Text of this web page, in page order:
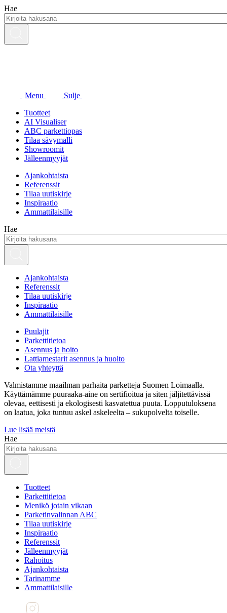
Siirry
sisältöön
Hae
Menu
Sulje
Tuotteet
AI Visualiser
ABC parkettiopas
Tilaa sävymalli
Showroomit
Jälleenmyyjät
Ajankohtaista
Referenssit
Tilaa uutiskirje
Inspiraatio
Ammattilaisille
Hae
Ajankohtaista
Referenssit
Tilaa uutiskirje
Inspiraatio
Ammattilaisille
Puulajit
Parkettitietoa
Asennus ja hoito
Lattiamestarit asennus ja huolto
Ota yhteyttä
Valmistamme maailman parhaita parketteja Suomen Loimaalla.
Käyttämämme puuraaka-aine on sertifioitua ja siten jäljitettävissä
olevaa, eettisesti ja ekologisesti kasvatettua puuta. Lopputuloksena
on laatua, joka tuntuu askel askeleelta – sukupolvelta toiselle.
Lue lisää meistä
Hae
Tuotteet
Parkettitietoa
Menikö jotain vikaan
Parketinvalinnan ABC
Tilaa uutiskirje
Inspiraatio
Referenssit
Jälleenmyyjät
Rahoitus
Ajankohtaista
Tarinamme
Ammattilaisille